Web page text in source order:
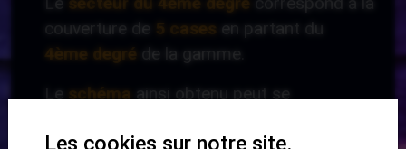
couverture de 5 cases en partant du
4ème degré de la gamme.
Le schéma ainsi obtenu peut se
Les cookies sur notre site.